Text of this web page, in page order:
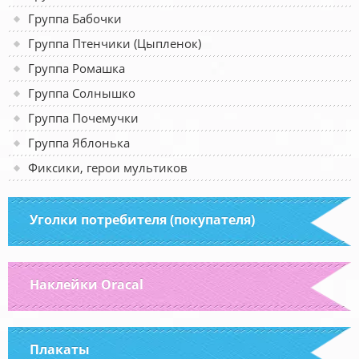
Группа Бабочки
Группа Птенчики (Цыпленок)
Группа Ромашка
Группа Солнышко
Группа Почемучки
Группа Яблонька
Фиксики, герои мультиков
Уголки потребителя (покупателя)
Наклейки Oracal
Плакаты